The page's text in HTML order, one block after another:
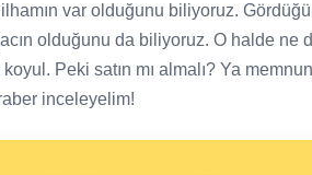
var olduğunu biliyoruz.
olduğunu da biliyoruz. O halde ne
Peki satın mı almalı? Ya
inceleyelim!